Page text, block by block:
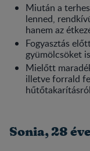
Miután a
lenned,
hanem az
Fogyasztás
gyümölcsöket
Mielőtt
illetve forrald
Sonia, 28